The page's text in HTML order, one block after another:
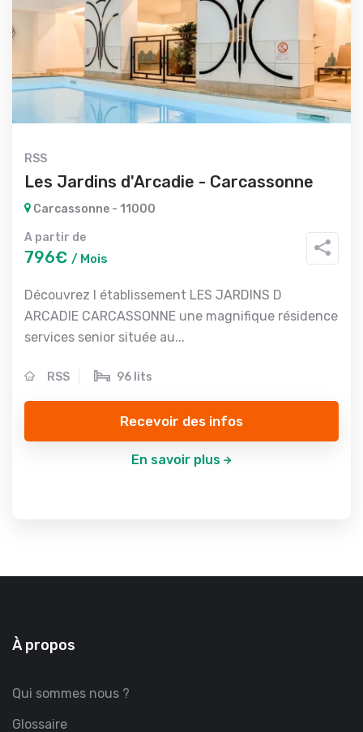
RSS
Les Jardins d'Arcadie - Carcassonne
Carcassonne - 11000
A partir de
796€ / Mois
Découvrez l établissement LES JARDINS D
ARCADIE CARCASSONNE une magnifique résidence
services senior située au...
RSS 96 lits
Recevoir des infos
En savoir plus
À propos
Qui sommes nous ?
Glossaire